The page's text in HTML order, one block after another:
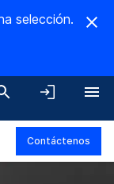
selección.
Contáctenos